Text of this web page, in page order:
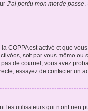
J’ai perdu mon mot de passe.
COPPA est activé et que
soit par vous-même ou
de courriel, vous avez
essayez de contacter un
les utilisateurs qui n’ont rien